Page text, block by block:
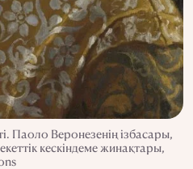
Паоло Веронезенің ізбасары,
кескіндеме жинақтары,